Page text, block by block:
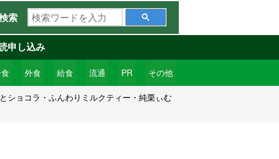
索
検
索
ワ
ー
ド
を
入
外食 給食 流通 PR その他
申し込み
ショコラ・ふんわりミルクティー・純栗ぃむ